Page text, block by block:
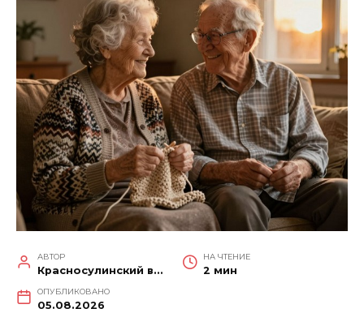
АВТОР
Красносулинский вестник
НА ЧТЕНИЕ
2 мин
ОПУБЛИКОВАНО
05.08.2026